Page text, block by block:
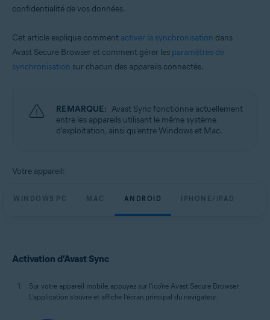
confidentialité de vos données.
Cet article explique comment activer la synchronisation dans
Avast Secure Browser et comment gérer les paramètres de
synchronisation sur chacun des appareils connectés.
REMARQUE: Avast Sync fonctionne actuellement
entre les appareils utilisant le même système
d'exploitation, ainsi qu'entre Windows et Mac.
Votre appareil:
WINDOWS PC MAC ANDROID IPHONE/IPAD
Activation d’Avast Sync
Sur votre appareil mobile, appuyez sur l'icône Avast Secure Browser.
L’application s’ouvre et affiche l’écran principal du navigateur.